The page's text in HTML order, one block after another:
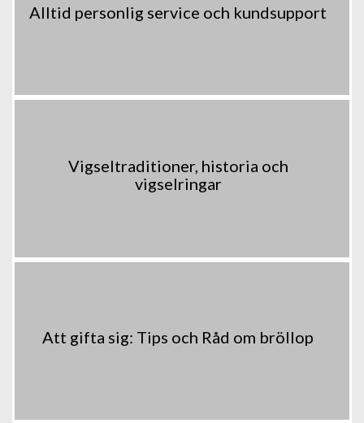
Alltid personlig service och kundsupport
Vigseltraditioner, historia och
vigselringar
Att gifta sig: Tips och Råd om bröllop